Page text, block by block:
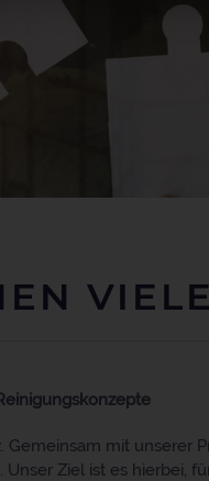
mit
Ziel ist es